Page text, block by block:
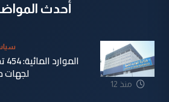
أحدث
منذ 12
لجهات